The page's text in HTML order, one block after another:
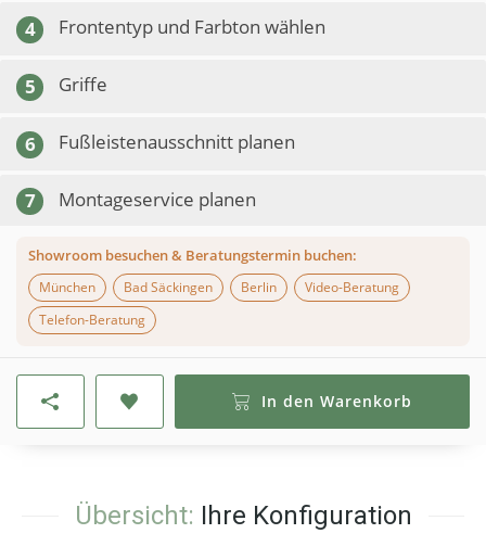
4 Frontentyp und Farbton wählen
5 Griffe
6 Fußleistenausschnitt planen
7 Montageservice planen
Showroom besuchen & Beratungstermin buchen:
München
Bad Säckingen Berlin
Video-Beratung
Telefon-Beratung
In den Warenkorb
Übersicht: Ihre Konfiguration